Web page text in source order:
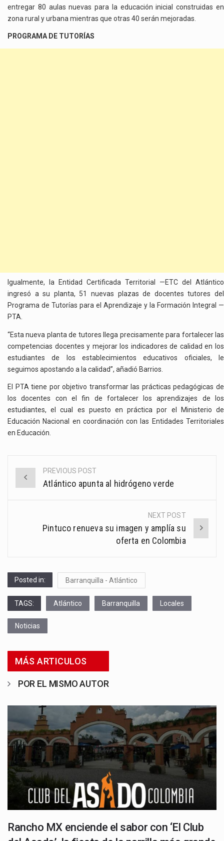
entregar 80 aulas nuevas para la educación inicial construidas en
zona rural y urbana mientras que otras 40 serán mejoradas.
PROGRAMA DE TUTORÍAS
Igualmente, la Entidad Certificada Territorial —ETC del Atlántico
ingresó a su planta, 51 nuevas plazas de docentes tutores del
Programa de Tutorías para el Aprendizaje y la Formación Integral —
PTA.
“Esta nueva planta de tutores llega precisamente para fortalecer las
competencias docentes y mejorar los indicadores de calidad en los
estudiantes de los establecimientos educativos oficiales, le
seguimos apostando a la calidad”, añadió Barrios.
El PTA tiene por objetivo transformar las prácticas pedagógicas de
los docentes con el fin de fortalecer los aprendizajes de los
estudiantes, el cual es puesto en práctica por el Ministerio de
Educación Nacional en coordinación con las Entidades Territoriales
en Educación.
Post
PREVIOUS POST
Atlántico apunta al hidrógeno verde
NEXT POST
Pintuco renueva su imagen y amplía su
oferta en Colombia
Posted in: Barranquilla - Atlántico
TAGS: Atlántico Barranquilla Locales
Noticias
MÁS ARTICULOS
POR EL MISMO AUTOR
Rancho MX enciende el sabor con ‘El Club